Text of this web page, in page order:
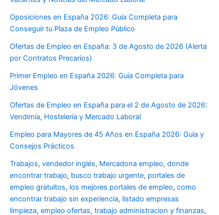
Oposiciones en España 2026: Guía Completa para
Conseguir tu Plaza de Empleo Público
Ofertas de Empleo en España: 3 de Agosto de 2026 (Alerta
por Contratos Precarios)
Primer Empleo en España 2026: Guía Completa para
Jóvenes
Ofertas de Empleo en España para el 2 de Agosto de 2026:
Vendimia, Hostelería y Mercado Laboral
Empleo para Mayores de 45 Años en España 2026: Guía y
Consejos Prácticos
Trabajos, vendedor inglés, Mercadona empleo, donde
encontrar trabajo, busco trabajo urgente, portales de
empleo gratuitos, los mejores portales de empleo, como
encontrar trabajo sin experiencia, listado empresas
limpieza, empleo ofertas, trabajo administracion y finanzas,